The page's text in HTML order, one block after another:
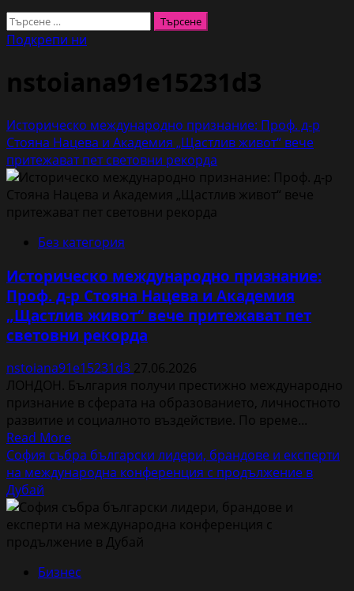
Търсене
за:
Подкрепи ни
nstoiana91e15231d3
Историческо международно признание: Проф. д-р
Стояна Нацева и Академия „Щастлив живот“ вече
притежават пет световни рекорда
Без категория
Историческо международно признание:
Проф. д-р Стояна Нацева и Академия
„Щастлив живот“ вече притежават пет
световни рекорда
nstoiana91e15231d3 27.06.2026
ЛОНДОН. България получи престижно международно
признание в сферата на образованието, личностното
развитие и социалното въздействие. По време...
Read MoreRead
more
about
международно
признание:
Проф.
р
София събра български лидери, брандове и експерти
на международна конференция с продължение в
Дубай
Бизнес